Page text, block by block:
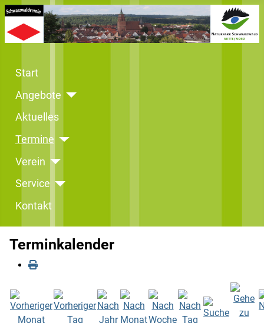
Start
Angebote
Aktuelles
Termine
Verein
Service
Kontakt
Terminkalender